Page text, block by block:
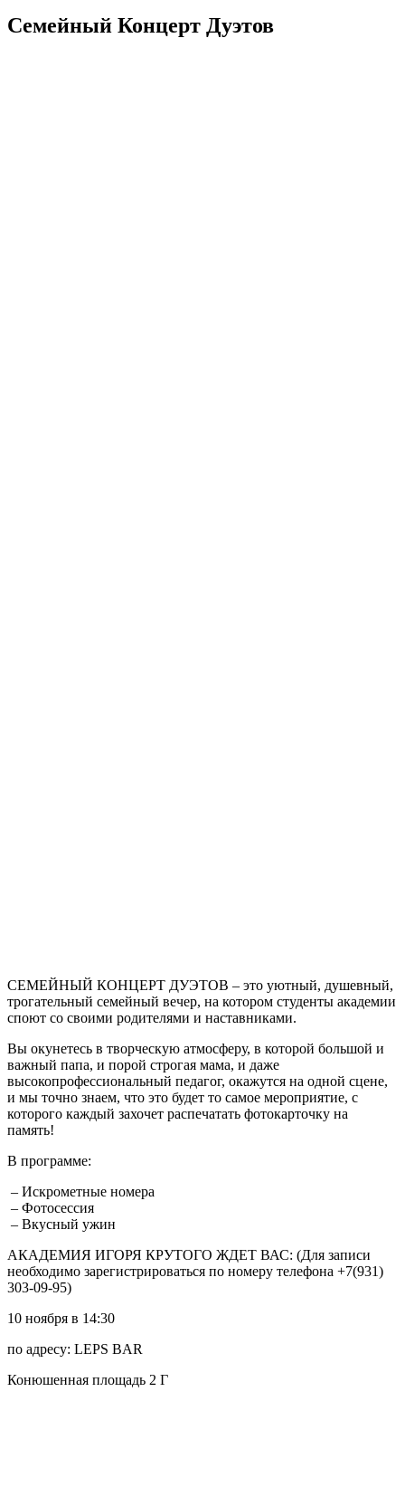
Семейный Концерт Дуэтов
СЕМЕЙНЫЙ КОНЦЕРТ ДУЭТОВ – это уютный, душевный,
трогательный семейный вечер, на котором студенты академии
споют со своими родителями и наставниками.
Вы окунетесь в творческую атмосферу, в которой большой и
важный папа, и порой строгая мама, и даже
высокопрофессиональный педагог, окажутся на одной сцене,
и мы точно знаем, что это будет то самое мероприятие, с
которого каждый захочет распечатать фотокарточку на
память!
В программе:
– Искрометные номера
– Фотосессия
– Вкусный ужин
АКАДЕМИЯ ИГОРЯ КРУТОГО ЖДЕТ ВАС: (Для записи
необходимо зарегистрироваться по номеру телефона +7(931)
303-09-95)
10 ноября в 14:30
по адресу: LEPS BAR
Конюшенная площадь 2 Г